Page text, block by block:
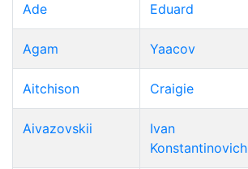
Ade Eduard
Agam Yaacov
Aitchison Craigie
Aivazovskii
Ivan
Konstantinovich